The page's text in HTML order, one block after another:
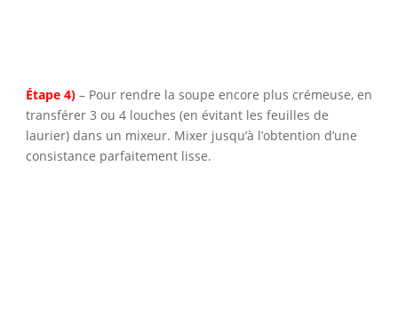
Étape 4) – Pour rendre la soupe encore plus crémeuse, en
transférer 3 ou 4 louches (en évitant les feuilles de
laurier) dans un mixeur. Mixer jusqu’à l’obtention d’une
consistance parfaitement lisse.